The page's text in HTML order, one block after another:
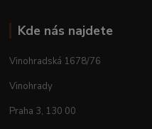
Kde nás najdete
Vinohradská 1678/76
Vinohrady
Praha 3, 130 00